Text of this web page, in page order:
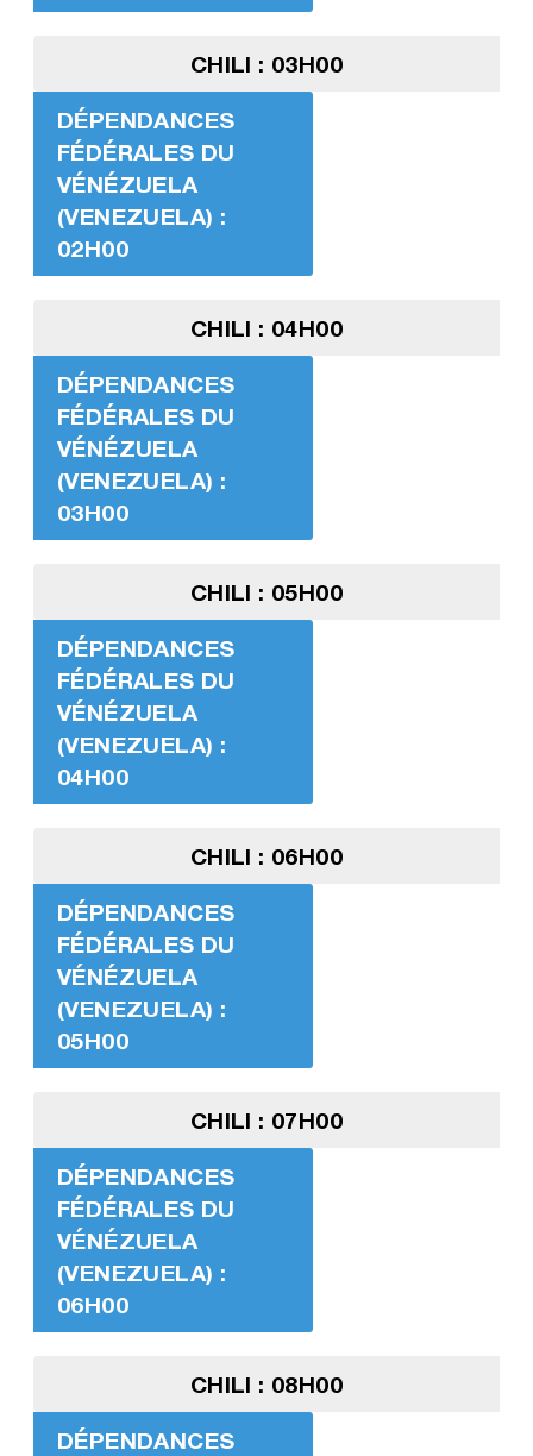
CHILI : 03H00
DÉPENDANCES
FÉDÉRALES DU
VÉNÉZUELA
(VENEZUELA) :
02H00
CHILI : 04H00
DÉPENDANCES
FÉDÉRALES DU
VÉNÉZUELA
(VENEZUELA) :
03H00
CHILI : 05H00
DÉPENDANCES
FÉDÉRALES DU
VÉNÉZUELA
(VENEZUELA) :
04H00
CHILI : 06H00
DÉPENDANCES
FÉDÉRALES DU
VÉNÉZUELA
(VENEZUELA) :
05H00
CHILI : 07H00
DÉPENDANCES
FÉDÉRALES DU
VÉNÉZUELA
(VENEZUELA) :
06H00
CHILI : 08H00
DÉPENDANCES